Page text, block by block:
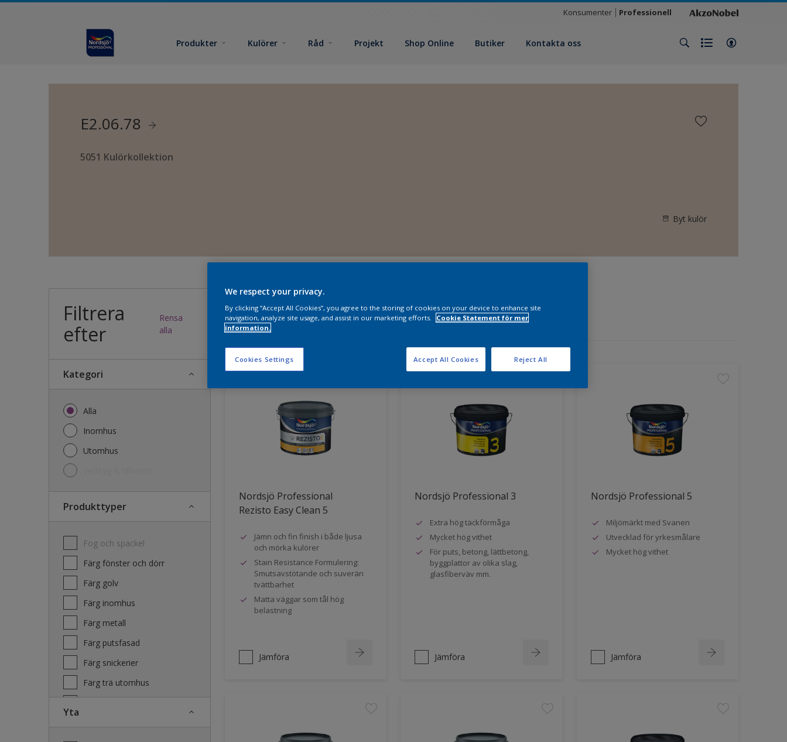
Konsumenter Professionell
Produkter Kulörer Råd Projekt Shop Online Butiker Kontakta oss
E2.06.78
5051 Kulörkollektion
Byt kulör
Filtrera
efter
Rensa
alla
Kategori
Alla
Inomhus
Utomhus
Produkttyper
Fog och spackel
Färg fönster och dörr
Färg golv
Färg inomhus
Färg metall
Färg putsfasad
Färg snickerier
Färg trä utomhus
Yta
Vilka produkter behöver du?
34produkter hittade
Nordsjö Professional
Rezisto Easy Clean 5
Jämn och fin finish i både ljusa
och mörka kulörer
Stain Resistance Formulering:
Smutsavstötande och suverän
tvättbarhet
Matta väggar som tål hög
belastning
Jämföra
Nordsjö Professional 3
Extra hög täckförmåga
Mycket hög vithet
För puts, betong, lättbetong,
byggplattor av olika slag,
glasfiberväv mm.
Jämföra
Nordsjö Professional 5
Miljömärkt med Svanen
Utvecklad för yrkesmålare
Mycket hög vithet
Jämföra
We respect your privacy.
By clicking “Accept All Cookies”, you agree to the storing of cookies on your device to enhance site
navigation, analyze site usage, and assist in our marketing efforts.
Cookie Statement för mer
information.
Cookies Settings Reject All
Accept All Cookies